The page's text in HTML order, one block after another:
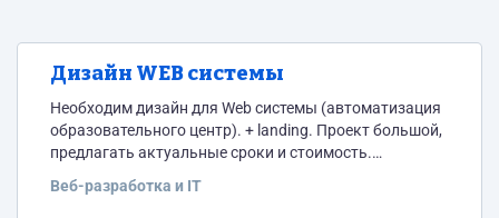
Дизайн WEB системы
Необходим дизайн для Web системы (автоматизация
образовательного центр). + landing. Проект большой,
предлагать актуальные сроки и стоимость.
http://test.supernova.rocketstudy.kz/ логин test@mail.ru
Веб-разработка и IT